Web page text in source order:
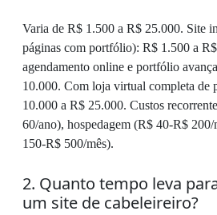
Varia de R$ 1.500 a R$ 25.000. Site
páginas com portfólio): R$ 1.500 a
agendamento online e portfólio
10.000. Com loja virtual completa de
10.000 a R$ 25.000. Custos
60/ano), hospedagem (R$ 40-R$
150-R$ 500/mês).
2. Quanto tempo leva
um site de cabeleireiro?